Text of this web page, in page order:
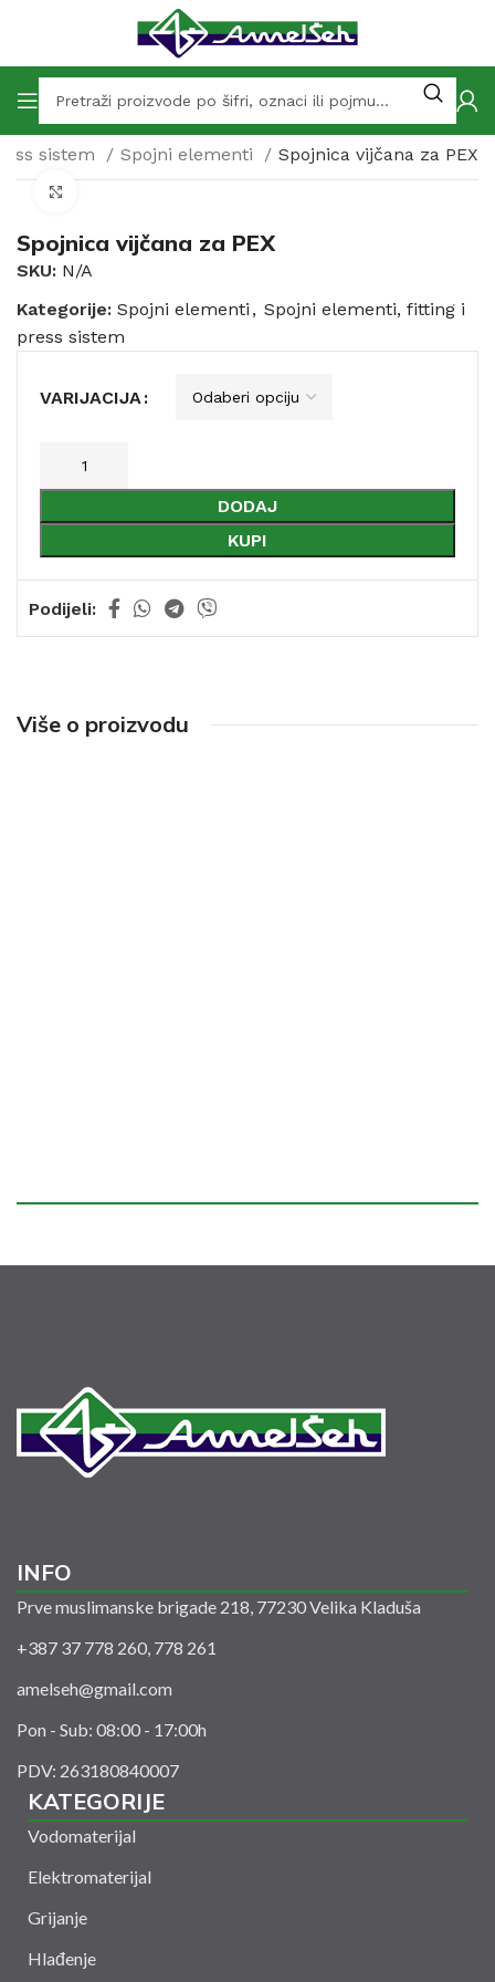
sistem Spojni elementi Spojnica vijčana za PEX
Spojnica vijčana za PEX
SKU: N/A
Kategorije: Spojni elementi , Spojni elementi, fitting i
press sistem
VARIJACIJA
DODAJ
KUPI
Podijeli:
Više o proizvodu
INFO
Prve muslimanske brigade 218, 77230 Velika Kladuša
+387 37 778 260, 778 261
amelseh@gmail.com
Pon - Sub: 08:00 - 17:00h
PDV: 263180840007
KATEGORIJE
Vodomaterijal
Elektromaterijal
Grijanje
Hlađenje